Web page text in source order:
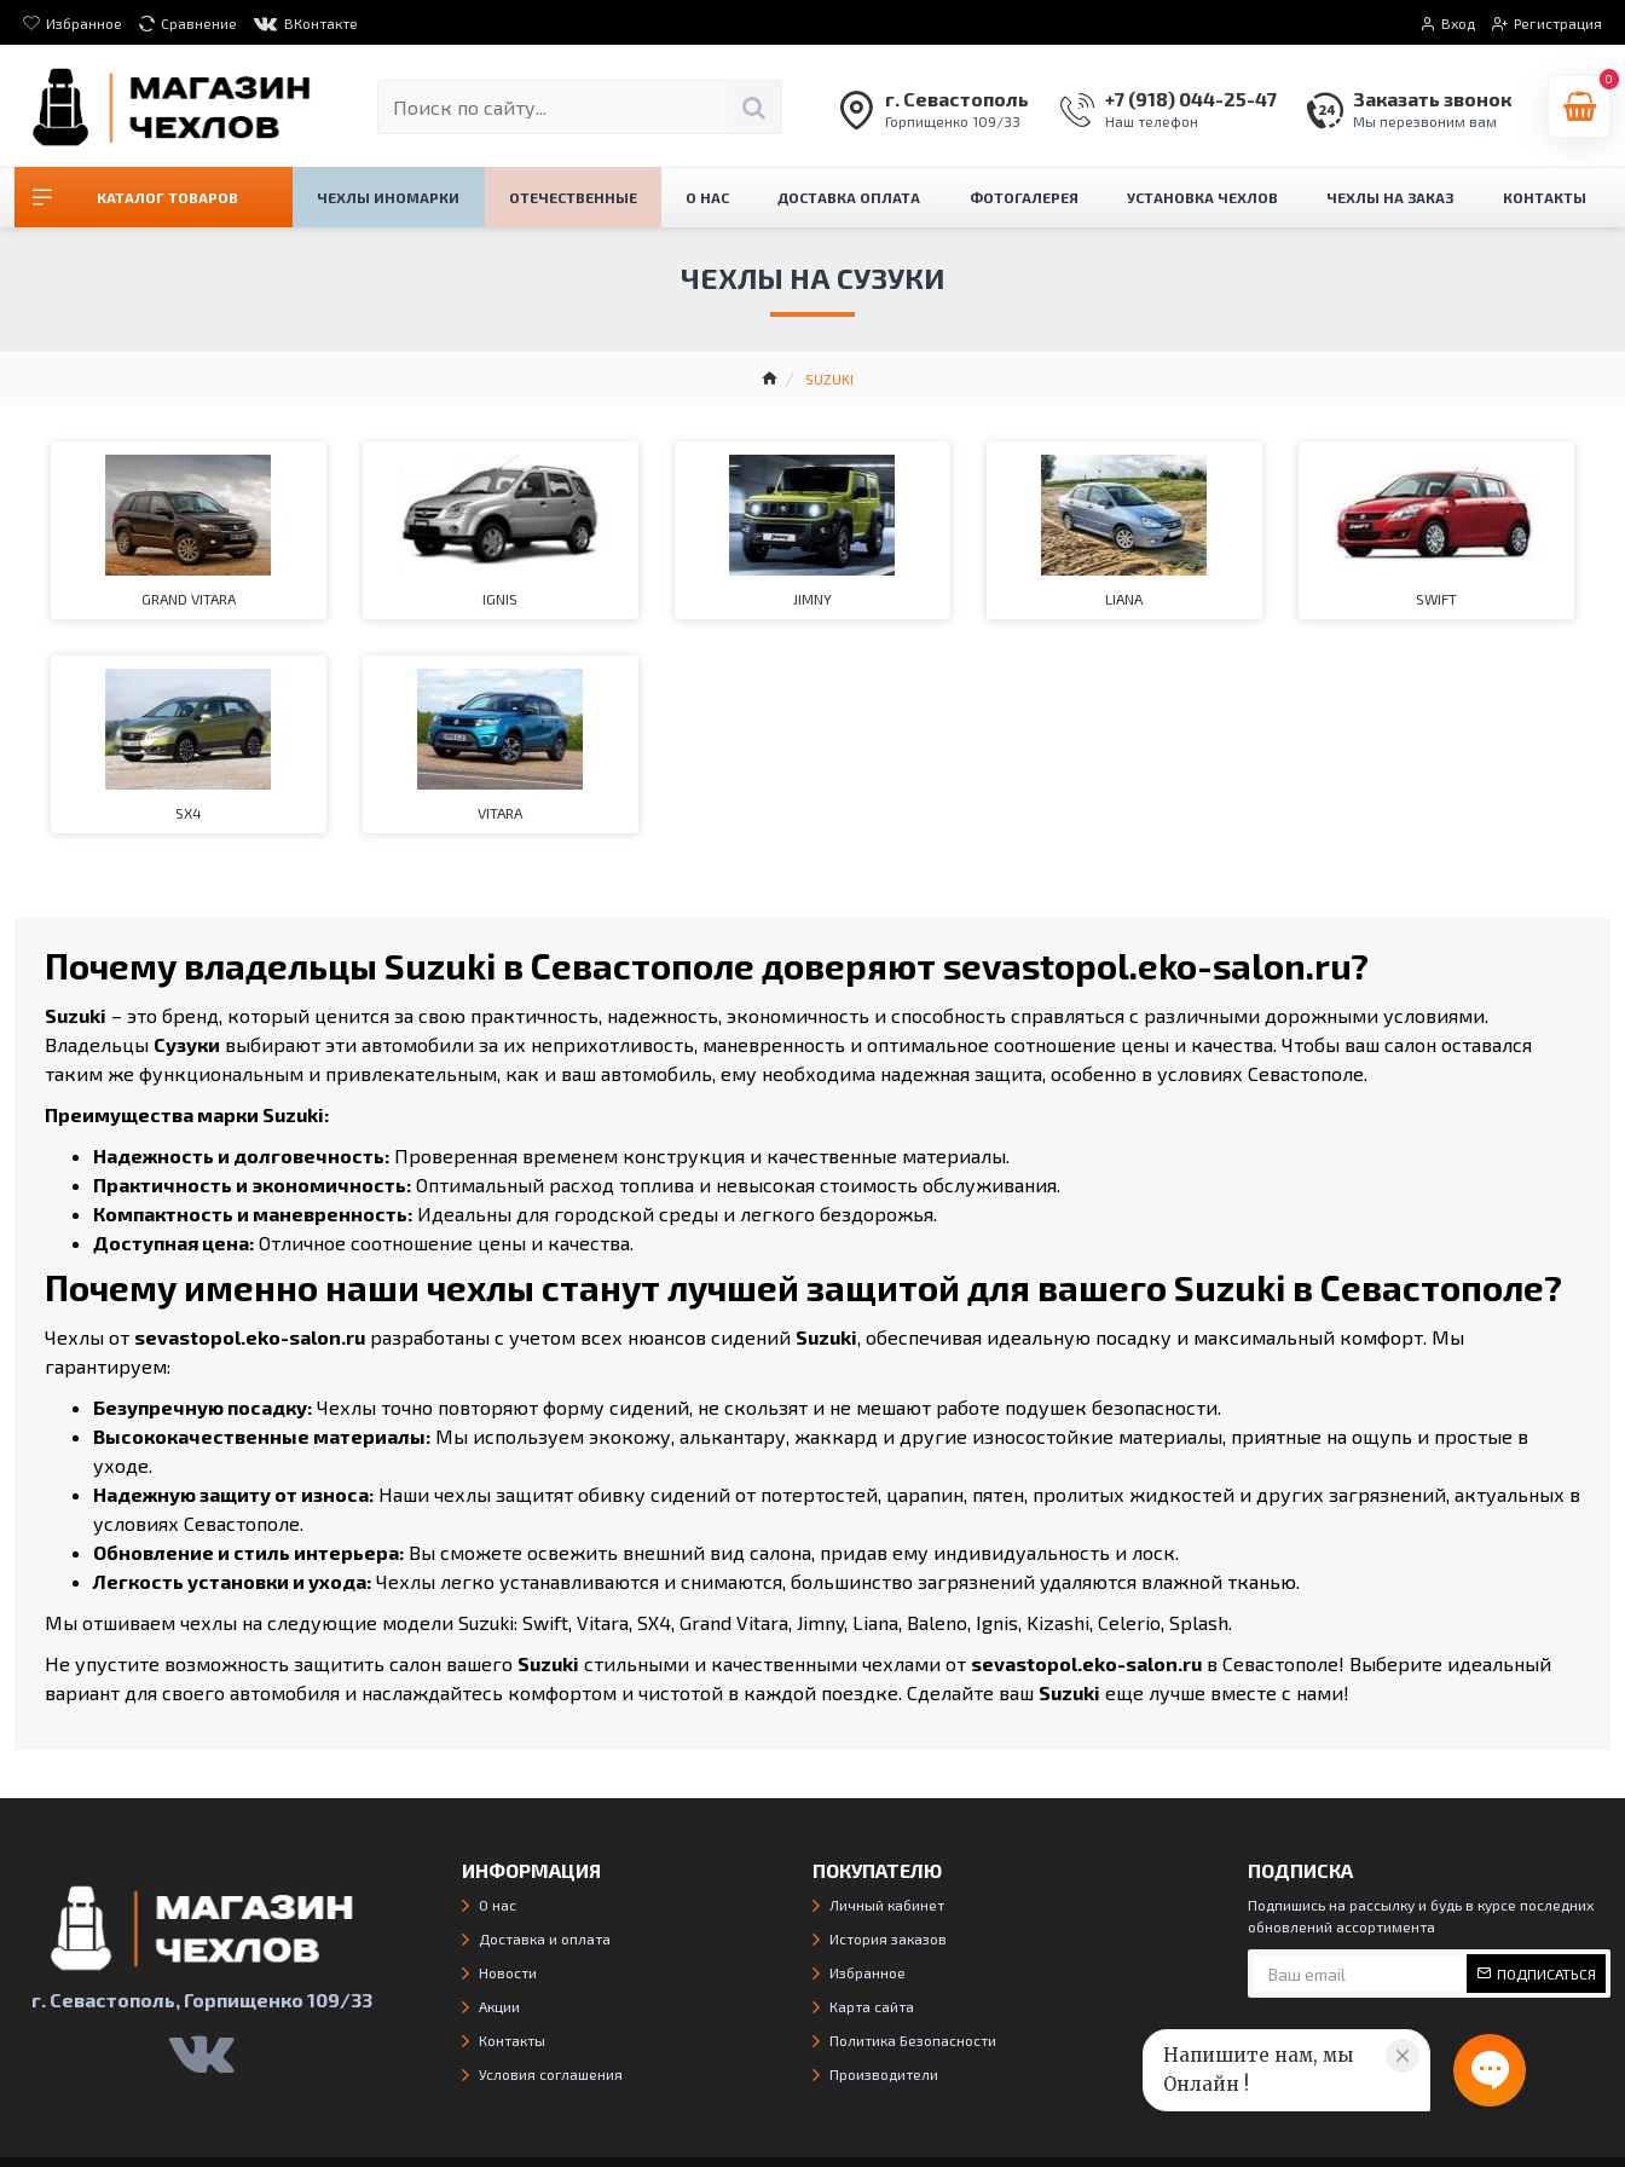
Избранное Сравнение ВКонтакте Вход Регистрация
г. Севастополь
Горпищенко 109/33
+7 (918) 044-25-47
Наш телефон
Заказать звонок
Мы перезвоним вам
0
КАТАЛОГ ТОВАРОВ ЧЕХЛЫ ИНОМАРКИ ОТЕЧЕСТВЕННЫЕ О НАС ДОСТАВКА ОПЛАТА ФОТОГАЛЕРЕЯ УСТАНОВКА ЧЕХЛОВ ЧЕХЛЫ НА ЗАКАЗ КОНТАКТЫ
SUZUKI
ЧЕХЛЫ НА СУЗУКИ
GRAND VITARA IGNIS JIMNY LIANA SWIFT
SX4 VITARA
Почему владельцы Suzuki в Севастополе доверяют sevastopol.eko-salon.ru?
Suzuki – это бренд, который ценится за свою практичность, надежность, экономичность и способность справляться с различными дорожными условиями.
Владельцы Сузуки выбирают эти автомобили за их неприхотливость, маневренность и оптимальное соотношение цены и качества. Чтобы ваш салон оставался
таким же функциональным и привлекательным, как и ваш автомобиль, ему необходима надежная защита, особенно в условиях Севастополе.
Преимущества марки Suzuki:
Надежность и долговечность: Проверенная временем конструкция и качественные материалы.
Практичность и экономичность: Оптимальный расход топлива и невысокая стоимость обслуживания.
Компактность и маневренность: Идеальны для городской среды и легкого бездорожья.
Доступная цена: Отличное соотношение цены и качества.
Почему именно наши чехлы станут лучшей защитой для вашего Suzuki в Севастополе?
Чехлы от sevastopol.eko-salon.ru разработаны с учетом всех нюансов сидений Suzuki, обеспечивая идеальную посадку и максимальный комфорт. Мы
гарантируем:
Безупречную посадку: Чехлы точно повторяют форму сидений, не скользят и не мешают работе подушек безопасности.
Высококачественные материалы: Мы используем экокожу, алькантару, жаккард и другие износостойкие материалы, приятные на ощупь и простые в
уходе.
Надежную защиту от износа: Наши чехлы защитят обивку сидений от потертостей, царапин, пятен, пролитых жидкостей и других загрязнений, актуальных в
условиях Севастополе.
Обновление и стиль интерьера: Вы сможете освежить внешний вид салона, придав ему индивидуальность и лоск.
Легкость установки и ухода: Чехлы легко устанавливаются и снимаются, большинство загрязнений удаляются влажной тканью.
Мы отшиваем чехлы на следующие модели Suzuki: Swift, Vitara, SX4, Grand Vitara, Jimny, Liana, Baleno, Ignis, Kizashi, Celerio, Splash.
Не упустите возможность защитить салон вашего Suzuki стильными и качественными чехлами от sevastopol.eko-salon.ru в Севастополе! Выберите идеальный
вариант для своего автомобиля и наслаждайтесь комфортом и чистотой в каждой поездке. Сделайте ваш Suzuki еще лучше вместе с нами!
г. Севастополь, Горпищенко 109/33
ИНФОРМАЦИЯ
О нас
Доставка и оплата
Новости
Акции
Контакты
Условия соглашения
ПОКУПАТЕЛЮ
Личный кабинет
История заказов
Избранное
Карта сайта
Политика Безопасности
Производители
ПОДПИСКА
Подпишись на рассылку и будь в курсе последних
обновлений ассортимента
ПОДПИСАТЬСЯ
Напишите нам, мы
Онлайн !